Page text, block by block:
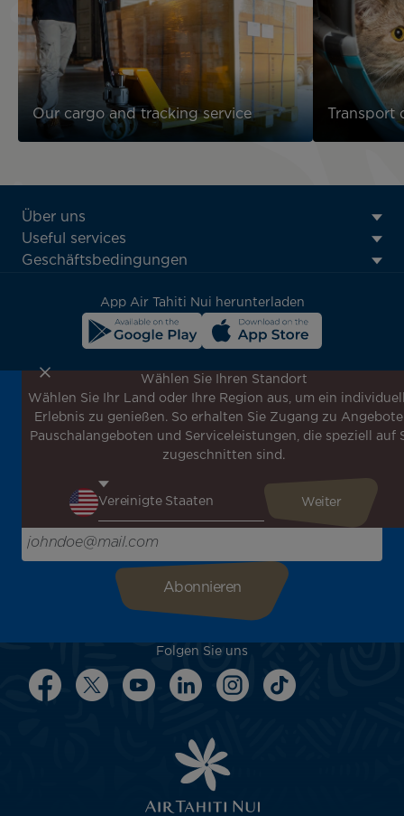
Our cargo and tracking service Transport
ATN:
Footer
menu
Über uns
Useful services
Geschäftsbedingungen
App Air Tahiti Nui herunterladen
Melden Sie sich für unseren Newsletter an, um die
neuesten Nachrichten zu erhalten!
Erhalten Sie unsere verschiedenen Sonderangebote und
Aktionen vor allen anderen, entdecken Sie unsere
inspirieren!
Bitte geben Sie hier Ihre E-Mail-Adresse ein
Folgen Sie uns
Wählen Sie Ihren Standort
Wählen Sie Ihr Land oder Ihre Region aus, um ein
Erlebnis zu genießen. So erhalten Sie Zugang zu
Pauschalangeboten und Serviceleistungen, die speziell auf
zugeschnitten sind.